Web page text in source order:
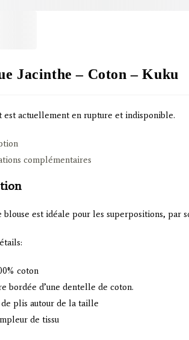
Jacinthe – Coton – Kuku
est actuellement en rupture et indisponible.
complémentaires
est idéale pour les superpositions, par
coton
bordée d’une dentelle de coton.
plis autour de la taille
de tissu